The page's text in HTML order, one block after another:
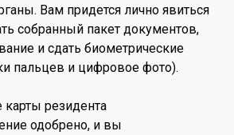
Вам придется лично явиться
собранный пакет документов,
и сдать биометрические
пальцев и цифровое фото).
резидента
одобрено, и вы